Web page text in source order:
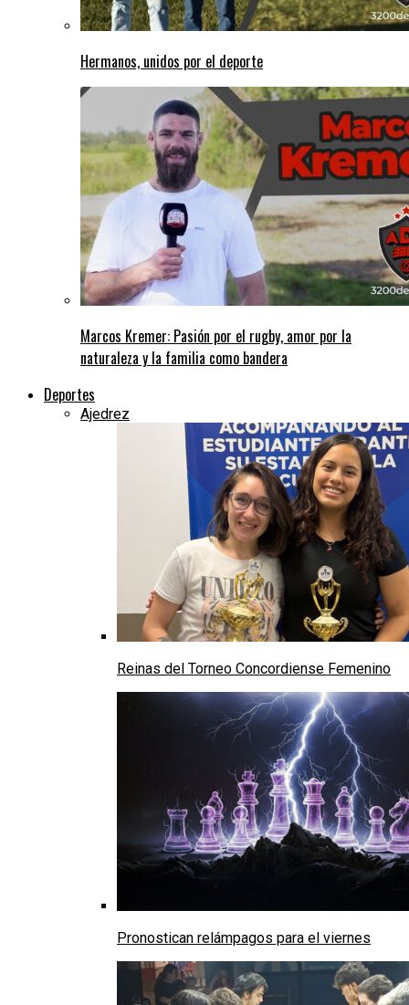
Hermanos, unidos por el deporte
Marcos Kremer: Pasión por el rugby, amor por la
naturaleza y la familia como bandera
Deportes
Ajedrez
Reinas del Torneo Concordiense Femenino
Pronostican relámpagos para el viernes